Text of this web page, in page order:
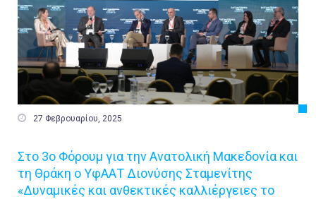
 27 Φεβρουαρίου, 2025
Στο 3ο Φόρουμ για την Ανατολική Μακεδονία και
τη Θράκη ο ΥφΑΑΤ Διονύσης Σταμενίτης
«Δυναμικές και ανθεκτικές καλλιέργειες το